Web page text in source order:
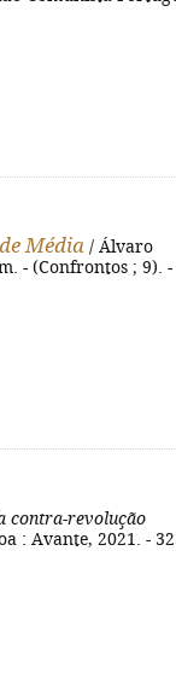
Média / Álvaro
- (Confrontos ; 9). -
contra-revolução
: Avante, 2021. -